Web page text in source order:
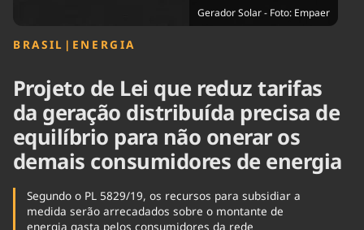
Gerador Solar - Foto: Empaer
BRASIL | ENERGIA
Projeto de Lei que reduz tarifas
da geração distribuída precisa de
equilíbrio para não onerar os
demais consumidores de energia
Segundo o PL 5829/19, os recursos para subsidiar a
medida serão arrecadados sobre o montante de
energia gasta pelos consumidores da rede